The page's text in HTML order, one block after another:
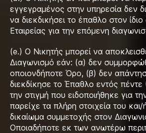
εγγεγραμένος στην υπηρεσία δεν
να διεκδικήσει το έπαθλο στον
Εταιρείας για την επόμενη
(e.) Ο Νικητής μπορεί να
Διαγωνισμό εάν: (α) δεν
οποιονδήποτε Όρο, (β) δεν
διεκδίκησε το Έπαθλο εντός
την στιγμή που ειδοποιήθηκε για
παρείχε τα πλήρη στοιχεία του
δικαίωμα συμμετοχής στον
Οποιαδήποτε εκ των ανωτέρω